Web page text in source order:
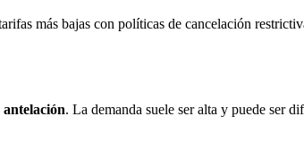
más bajas con políticas de cancelación
antelación. La demanda suele ser alta y puede ser